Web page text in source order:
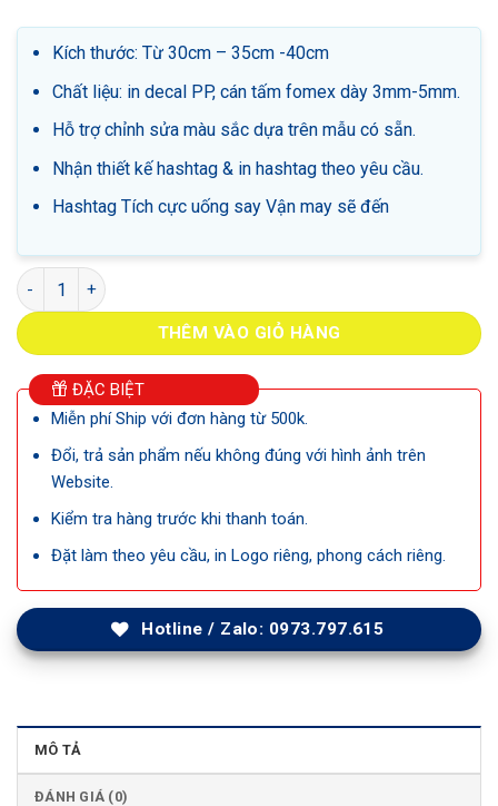
Kích thước: Từ 30cm – 35cm -40cm
Chất liệu: in decal PP, cán tấm fomex dày 3mm-5mm.
Hỗ trợ chỉnh sửa màu sắc dựa trên mẫu có sẵn.
Nhận thiết kế hashtag & in hashtag theo yêu cầu.
Hashtag Tích cực uống say Vận may sẽ đến
Hashtag Tích cực uống say Vận may sẽ đến số lượng
THÊM VÀO GIỎ HÀNG
ĐẶC BIỆT
Miễn phí Ship với đơn hàng từ 500k.
Đổi, trả sản phẩm nếu không đúng với hình ảnh trên
Website.
Kiểm tra hàng trước khi thanh toán.
Đặt làm theo yêu cầu, in Logo riêng, phong cách riêng.
Hotline / Zalo: 0973.797.615
MÔ TẢ
ĐÁNH GIÁ (0)